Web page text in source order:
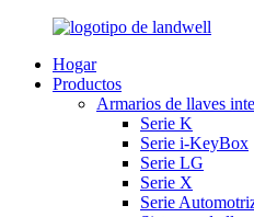
Hogar
Productos
Armarios de llaves
Serie K
Serie i-KeyBox
Serie LG
Serie X
Serie